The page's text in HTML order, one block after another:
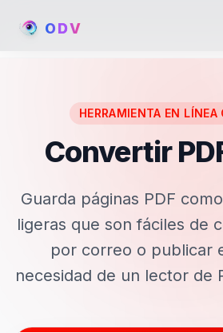
ODV
HERRAMIENTA EN LÍNEA
Convertir
Guarda páginas PDF
ligeras que son fáciles de
por correo o publicar
necesidad de un lector de